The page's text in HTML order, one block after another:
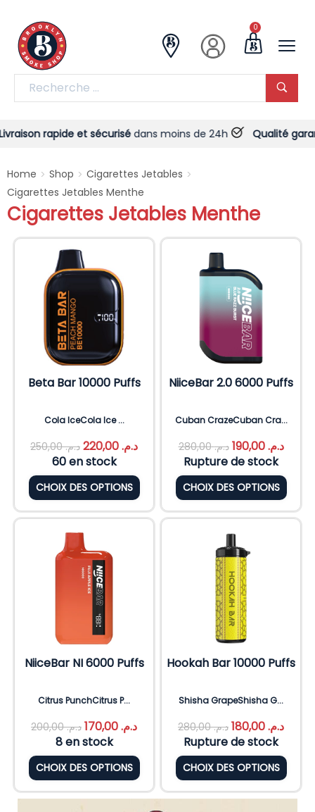
0
rapide et sécurisédans moins de 24h Qualité garantie-
Home > Shop > Cigarettes Jetables >
Cigarettes Jetables Menthe
Cigarettes Jetables Menthe
Beta Bar 10000 Puffs
Cola IceCola Ice ...
د.م.250,00 د.م.
60 en stock
CHOIX DES OPTIONS
NiiceBar 2.0 6000 Puffs
Cuban CrazeCuban Cra...
د.م.280,00 د.م.190,00
Rupture de stock
CHOIX DES OPTIONS
NiiceBar NI 6000 Puffs
Citrus PunchCitrus P...
د.م.200,00 د.م.
8 en stock
CHOIX DES OPTIONS
Hookah Bar 10000 Puffs
Shisha GrapeShisha G...
د.م.280,00 د.م.
Rupture de stock
CHOIX DES OPTIONS